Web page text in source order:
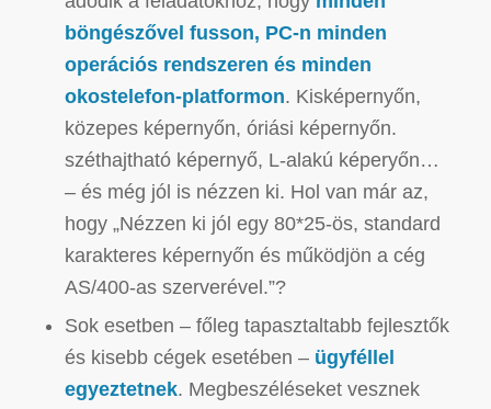
böngészővel fusson, PC-n minden
operációs rendszeren és minden
okostelefon-platformon. Kisképernyőn,
közepes képernyőn, óriási képernyőn.
széthajtható képernyő, L-alakú képeryőn…
– és még jól is nézzen ki. Hol van már az,
hogy „Nézzen ki jól egy 80*25-ös, standard
karakteres képernyőn és működjön a cég
AS/400-as szerverével.”?
Sok esetben – főleg tapasztaltabb fejlesztők
és kisebb cégek esetében – ügyféllel
egyeztetnek. Megbeszéléseket vesznek